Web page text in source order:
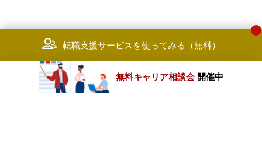
転職支援サービスを使ってみる（無料）
無料キャリア相談会 開催中